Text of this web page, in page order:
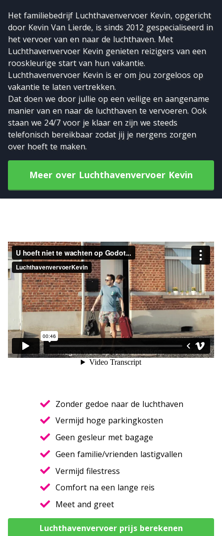
Het familiebedrijf Luchthavenvervoer Kevin, opgericht
door Kevin Van Lierde, is sinds 2012 gespecialiseerd in
het vervoer van en naar de luchthaven. Met
Luchthavenvervoer Kevin genieten reizigers van een
rooskleurige start van hun vakantie.
Luchthavenvervoer Kevin is er om jou zorgeloos op
vakantie te laten vertrekken.
Dat doen we door jullie op een veilige en aangename
manier van en naar de luchthaven te vervoeren. Ook
staan we 24/7 voor je klaar en zijn we steeds
telefonisch bereikbaar zodat jij je nergens zorgen
over hoeft te maken.
Meer over Luchthavenvervoer Kevin
Zonder gedoe naar de luchthaven
Vermijd hoge parkingkosten
Geen gesleur met bagage
Geen familie/vrienden lastigvallen
Vermijd filestress
Comfort na een lange reis
Meet and greet
Luchthavenvervoer prijs berekenen